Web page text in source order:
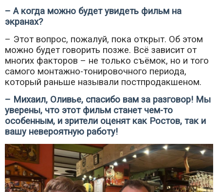
–А когда можно будет увидеть фильм на
экранах?
– Этот вопрос, пожалуй, пока открыт. Об этом
можно будет говорить позже. Всё зависит от
многих факторов – не только съёмок, но и того
самого монтажно-тонировочного периода,
который раньше называли постпродакшеном.
– Михаил, Оливье, спасибо вам за разговор! Мы
уверены, что этот фильм станет чем-то
особенным, и зрители оценят как Ростов, так и
вашу невероятную работу!